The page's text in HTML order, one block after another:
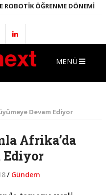
ÖĞRENME DÖNEMI
MENÜ
Devam Ediyor
Afrika’da
Ediyor
/ Gündem